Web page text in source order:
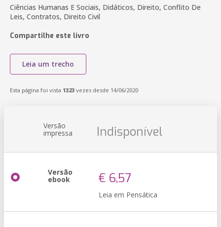
Ciências Humanas E Sociais, Didáticos, Direito, Conflito De
Leis, Contratos, Direito Civil
Compartilhe este livro
Leia um trecho
Esta página foi vista 1323 vezes desde 14/06/2020
Versão
impressa Indisponível
Versão
ebook € 6,57
Leia em Pensática